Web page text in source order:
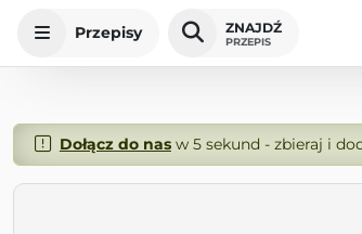
Przepisy ZNAJDŹ
PRZEPIS
Dołącz do nasw 5 sekund - zbieraj i